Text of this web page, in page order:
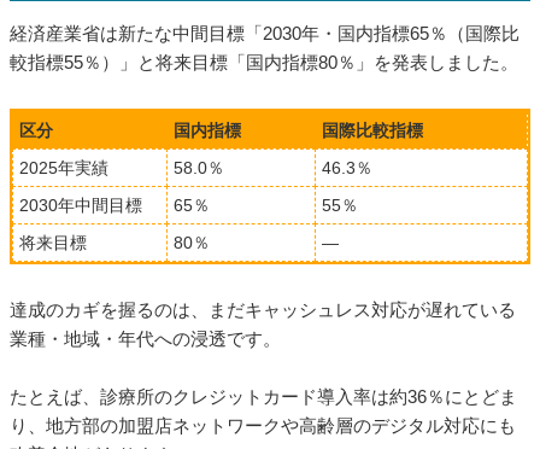
経済産業省は新たな中間目標「2030年・国内指標65％（国際比
較指標55％）」と将来目標「国内指標80％」を発表しました。
区分 国内指標
国際比較指標
2025年実績
58.0％
46.3％
2030年中間目標
65％
55％
将来目標
80％ ―
達成のカギを握るのは、まだキャッシュレス対応が遅れている
業種・地域・年代への浸透です。
たとえば、診療所のクレジットカード導入率は約36％にとどま
り、地方部の加盟店ネットワークや高齢層のデジタル対応にも